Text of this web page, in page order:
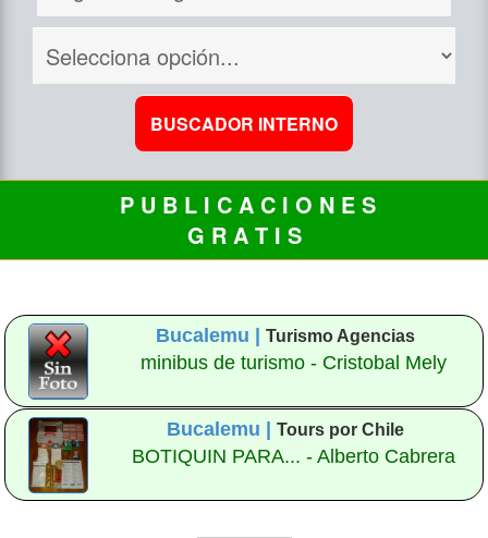
P U B L I C A C I O N E S
G R A T I S
Bucalemu | Turismo Agencias
minibus de turismo - Cristobal Mely
Bucalemu | Tours por Chile
BOTIQUIN PARA... - Alberto Cabrera